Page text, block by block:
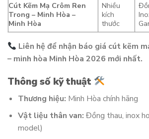
Cút Kẽm Mạ Crôm Ren
Trong – Minh Hòa –
Minh Hòa
Nhiều
kích
thước
Liên hệ để nhận báo giá cút kẽm
– minh hòa Minh Hòa 2026 mới nhất.
Thông số kỹ thuật
Thương hiệu: Minh Hòa chính hãng
Vật liệu thân van: Đồng thau, inox
model)